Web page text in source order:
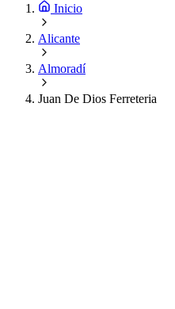
Inicio
Alicante
Almoradí
Juan De Dios Ferreteria